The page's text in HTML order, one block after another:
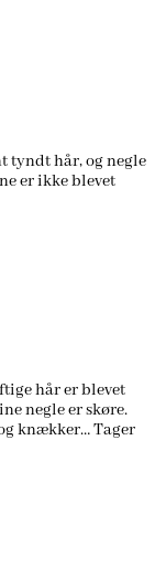
tyndt hår, og negle
er ikke blevet
hår er blevet
negle er skøre.
knækker… Tager